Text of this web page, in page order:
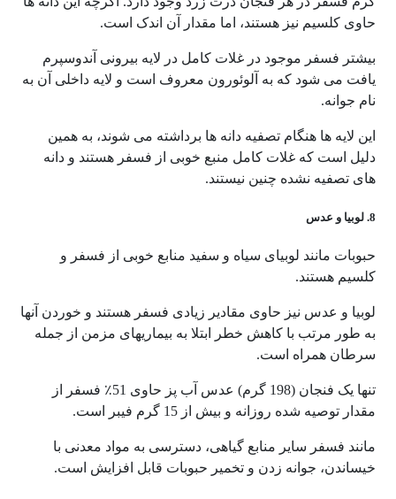
حاوی کلسیم نیز هستند، اما مقدار آن اندک است.
بیشتر فسفر موجود در غلات کامل در لایه بیرونی آندوسپرم
یافت می شود که به آلوئورون معروف است و لایه داخلی آن به
نام جوانه.
این لایه ها هنگام تصفیه دانه ها برداشته می شوند، به همین
دلیل است که غلات کامل منبع خوبی از فسفر هستند و دانه
های تصفیه نشده چنین نیستند.
8. لوبیا و عدس
حبوبات مانند لوبیای سیاه و سفید منابع خوبی از فسفر و
کلسیم هستند.
لوبیا و عدس نیز حاوی مقادیر زیادی فسفر هستند و خوردن آنها
به طور مرتب با کاهش خطر ابتلا به بیماریهای مزمن از جمله
سرطان همراه است.
تنها یک فنجان (198 گرم) عدس آب پز حاوی 51٪ فسفر از
مقدار توصیه شده روزانه و بیش از 15 گرم فیبر است.
مانند فسفر سایر منابع گیاهی، دسترسی به مواد معدنی با
خیساندن، جوانه زدن و تخمیر حبوبات قابل افزایش است.